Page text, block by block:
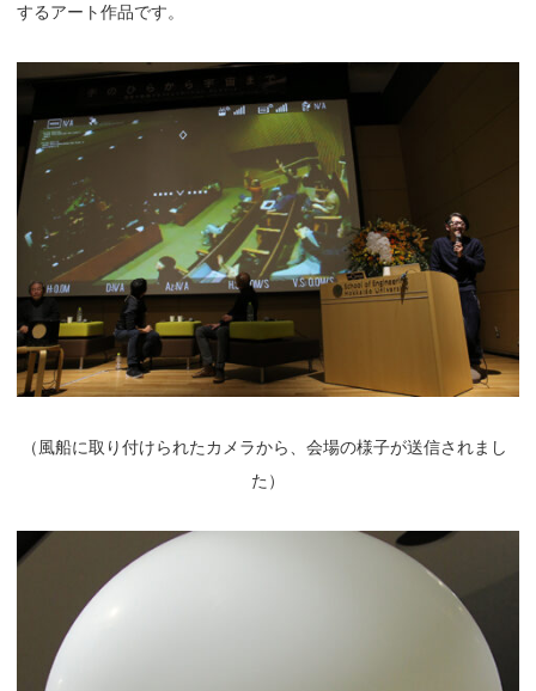
するアート作品です。
（ 風船に取り付けられたカメラから、会場の様子が送信されまし
た）